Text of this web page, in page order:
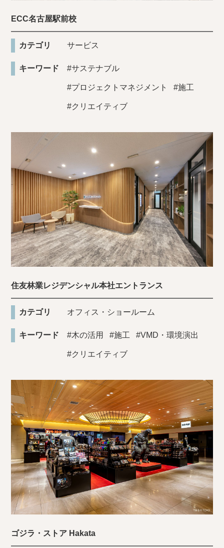
ECC名古屋駅前校
カテゴリ サービス
キーワード #サステナブル
#プロジェクトマネジメント #施工
#クリエイティブ
住友林業レジデンシャル本社エントランス
カテゴリ オフィス・ショールーム
キーワード #木の活用 #施工 #VMD・環境演出
#クリエイティブ
ゴジラ・ストア Hakata